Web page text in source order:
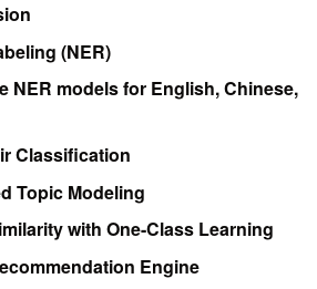
(NER)
NER models for English, Chinese,
Classification
Topic Modeling
with One-Class Learning
Engine